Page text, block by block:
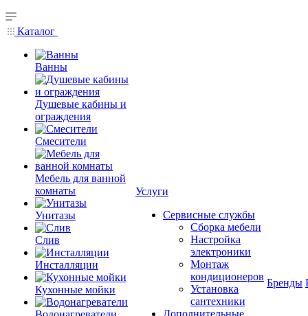
Каталог
Ванны
Душевые кабины и
ограждения
Смесители
Мебель для ванной
комнаты
Унитазы
Слив
Инсталляции
Кухонные мойки
Услуги
Сервисные службы
Сборка мебели
Настройка
электроники
Монтаж
кондиционеров
Установка
сантехники
Дополнительные
Бренды